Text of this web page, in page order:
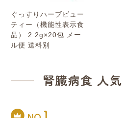
ぐっすりハーブビュー
ティー（機能性表示食
品） 2.2g×20包 メー
ル便 送料別